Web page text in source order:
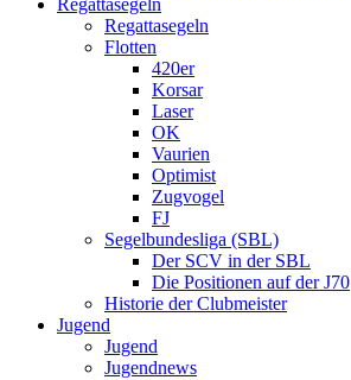
Regattasegeln
Regattasegeln
Flotten
420er
Korsar
Laser
OK
Vaurien
Optimist
Zugvogel
FJ
Segelbundesliga (SBL)
Der SCV in der SBL
Die Positionen auf der J70
Historie der Clubmeister
Jugend
Jugend
Jugendnews